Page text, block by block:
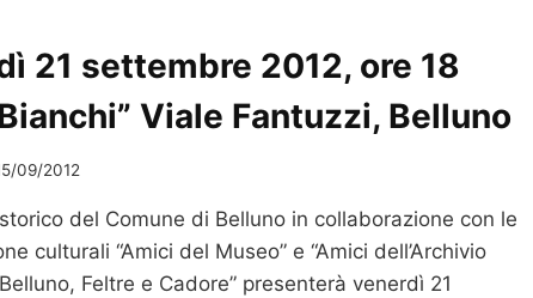
21 settembre 2012, ore 18
Viale Fantuzzi, Belluno
09/2012
storico del Comune di Belluno in collaborazione con le
culturali “Amici del Museo” e “Amici dell’Archivio
Feltre e Cadore” presenterà venerdì 21